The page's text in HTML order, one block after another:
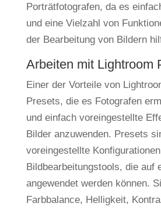
Porträtfotografen, da es
und eine Vielzahl von
der Bearbeitung von Bildern
Arbeiten mit Lightroom
Einer der Vorteile von
Presets, die es Fotografen
und einfach voreingestellte
Bilder anzuwenden. Presets
voreingestellte
Bildbearbeitungstools, die auf
angewendet werden können.
Farbbalance, Helligkeit,